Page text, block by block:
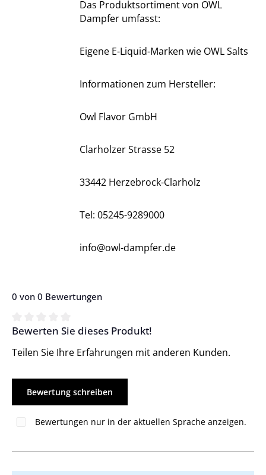
Das Produktsortiment von OWL
Dampfer umfasst:
Eigene E-Liquid-Marken wie OWL Salts
Informationen zum Hersteller:
Owl Flavor GmbH
Clarholzer Strasse 52
33442 Herzebrock-Clarholz
Tel: 05245-9289000
info@owl-dampfer.de
0 von 0 Bewertungen
Durchschnittliche Bewertung von 0 von 5 Sternen
Bewerten Sie dieses Produkt!
Teilen Sie Ihre Erfahrungen mit anderen Kunden.
Bewertung schreiben
Bewertungen nur in der aktuellen Sprache anzeigen.